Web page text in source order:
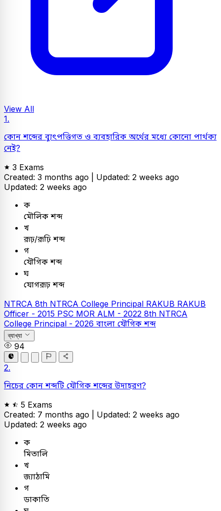
View All
1.
কোন শব্দের ব্যুৎপত্তিগত ও ব্যবহারিক অর্থের মধ্যে কোনো পার্থক্য
নেই?
3 Exams
Created: 3 months ago | Updated: 2 weeks ago
Updated: 2 weeks ago
ক
মৌলিক শব্দ
খ
রূঢ়/রূঢ়ি শব্দ
গ
যৌগিক শব্দ
ঘ
যোগরূঢ় শব্দ
NTRCA 8th NTRCA College Principal RAKUB RAKUB
Officer - 2015 PSC MOR ALM - 2022 8th NTRCA
College Principal - 2026 বাংলা যৌগিক শব্দ
ব্যাখ্যা
94
2.
নিচের কোন শব্দটি যৌগিক শব্দের উদাহরণ?
5 Exams
Created: 7 months ago | Updated: 2 weeks ago
Updated: 2 weeks ago
ক
মিতালি
খ
জ্যাঠামি
গ
ডাকাতি